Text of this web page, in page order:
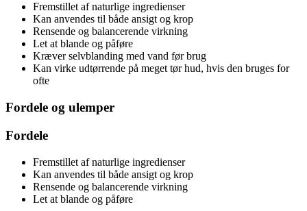
Fremstillet af naturlige ingredienser
Kan anvendes til både ansigt og krop
Rensende og balancerende virkning
Let at blande og påføre
Kræver selvblanding med vand før brug
Kan virke udtørrende på meget tør hud, hvis den bruges for
ofte
Fordele og ulemper
Fordele
Fremstillet af naturlige ingredienser
Kan anvendes til både ansigt og krop
Rensende og balancerende virkning
Let at blande og påføre